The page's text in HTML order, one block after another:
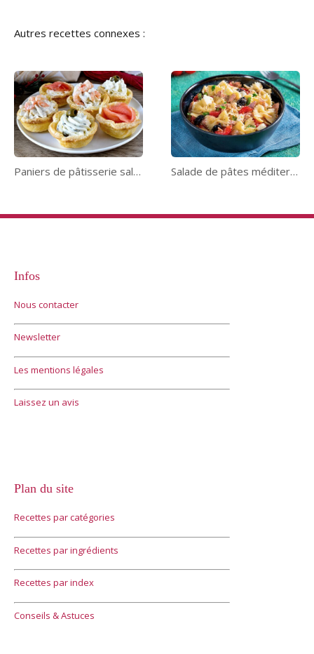
Autres recettes connexes :
Paniers de pâtisserie salés Salade de pâtes méditerranéenne
Infos
Nous contacter
Newsletter
Les mentions légales
Laissez un avis
Plan du site
Recettes par catégories
Recettes par ingrédients
Recettes par index
Conseils & Astuces